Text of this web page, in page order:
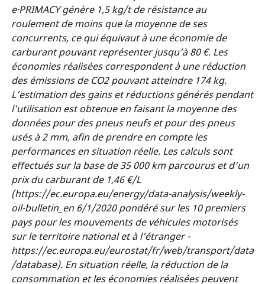
e·PRIMACY génère 1,5 kg/t de résistance au
roulement de moins que la moyenne de ses
concurrents, ce qui équivaut à une économie de
carburant pouvant représenter jusqu’à 80 €. Les
économies réalisées correspondent à une réduction
des émissions de CO2 pouvant atteindre 174 kg.
L’estimation des gains et réductions générés pendant
l’utilisation est obtenue en faisant la moyenne des
données pour des pneus neufs et pour des pneus
usés à 2 mm, afin de prendre en compte les
performances en situation réelle. Les calculs sont
effectués sur la base de 35 000 km parcourus et d’un
prix du carburant de 1,46 €/L
(https://ec.europa.eu/energy/data-analysis/weekly-
oil-bulletin_en 6/1/2020 pondéré sur les 10 premiers
pays pour les mouvements de véhicules motorisés
sur le territoire national et à l'étranger -
https://ec.europa.eu/eurostat/fr/web/transport/data
/database). En situation réelle, la réduction de la
consommation et les économies réalisées peuvent